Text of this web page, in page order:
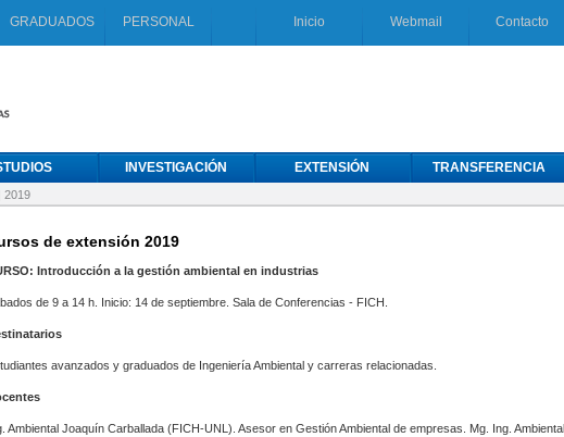
GRADUADOS PERSONAL Inicio Webmail Contacto
INVESTIGACIÓN EXTENSIÓN TRANSFERENCIA
2019
de extensión 2019
Introducción a la gestión ambiental en industrias
de 9 a 14 h. Inicio: 14 de septiembre. Sala de Conferencias - FICH.
avanzados y graduados de Ingeniería Ambiental y carreras relacionadas.
Ambiental Joaquín Carballada (FICH-UNL). Asesor en Gestión Ambiental de empresas. Mg. Ing. Ambiental